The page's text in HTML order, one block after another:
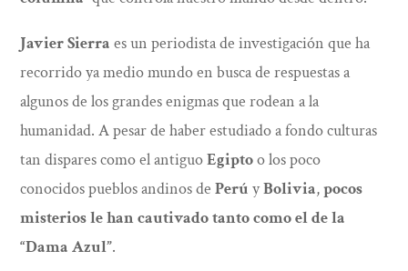
Javier Sierra es un periodista de investigación que ha
recorrido ya medio mundo en busca de respuestas a
algunos de los grandes enigmas que rodean a la
humanidad. A pesar de haber estudiado a fondo culturas
tan dispares como el antiguoEgiptoo los poco
conocidos pueblos andinos dePerú yBolivia,pocos
misterios le han cautivado tanto como el de la
“Dama Azul”.